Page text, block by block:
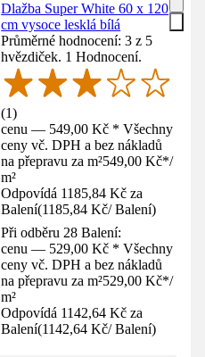
Dlažba Super White 60 x 120
cm vysoce lesklá bílá
Průměrné hodnocení: 3 z 5
hvězdiček. 1 Hodnocení.
(1)
cenu — 549,00 Kč * Všechny
ceny vč. DPH a bez nákladů
na přepravu za m²549,00 Kč*/
m²
Odpovídá 1185,84 Kč za
Balení(1185,84 Kč/ Balení)
Při odběru 28 Balení:
cenu — 529,00 Kč * Všechny
ceny vč. DPH a bez nákladů
na přepravu za m²529,00 Kč*/
m²
Odpovídá 1142,64 Kč za
Balení(1142,64 Kč/ Balení)